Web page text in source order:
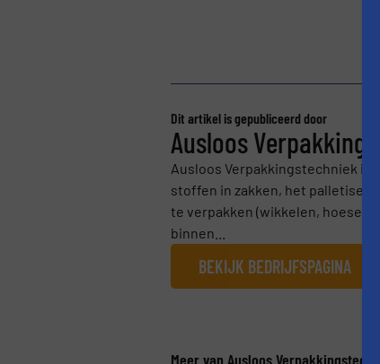
Dit artikel is gepubliceerd door
Ausloos
Ausloos Verpakkingstechniek is
stoffen in zakken, het
te verpakken (wikkelen,
binnen...
BEKIJK BEDRIJFSPAGINA
Meer van Ausloos